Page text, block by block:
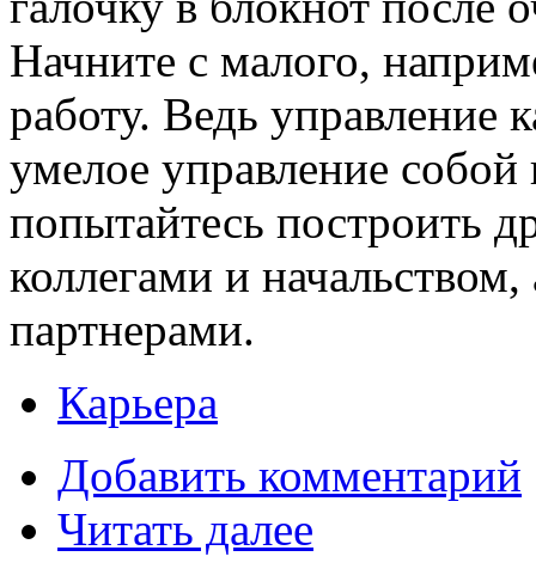
Начните с малого,
работу. Ведь управление
умелое управление
попытайтесь построить
коллегами и
партнерами.
Карьера
Добавить комментарий
Читать далее